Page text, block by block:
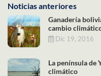
Noticias anteriores
Ganadería
cambio
Dic 19, 2016
La península de
climático